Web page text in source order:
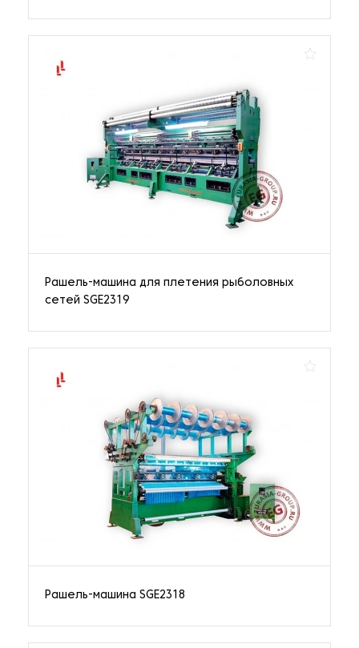
Рашель-машина для плетения рыболовных
сетей SGE2319
Рашель-машина SGE2318